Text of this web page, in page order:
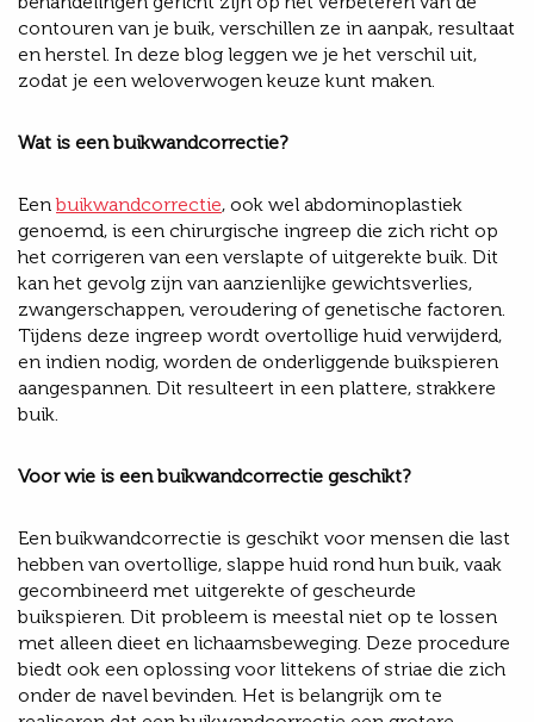
contouren van je buik, verschillen ze in aanpak, resultaat
en herstel. In deze blog leggen we je het verschil uit,
zodat je een weloverwogen keuze kunt maken.
Wat is een buikwandcorrectie?
Eenbuikwandcorrectie, ook wel abdominoplastiek
genoemd, is een chirurgische ingreep die zich richt op
het corrigeren van een verslapte of uitgerekte buik. Dit
kan het gevolg zijn van aanzienlijke gewichtsverlies,
zwangerschappen, veroudering of genetische factoren.
Tijdens deze ingreep wordt overtollige huid verwijderd,
en indien nodig, worden de onderliggende buikspieren
aangespannen. Dit resulteert in een plattere, strakkere
buik.
Voor wie is een buikwandcorrectie geschikt?
Een buikwandcorrectie is geschikt voor mensen die last
hebben van overtollige, slappe huid rond hun buik, vaak
gecombineerd met uitgerekte of gescheurde
buikspieren. Dit probleem is meestal niet op te lossen
met alleen dieet en lichaamsbeweging. Deze procedure
biedt ook een oplossing voor littekens of striae die zich
onder de navel bevinden. Het is belangrijk om te